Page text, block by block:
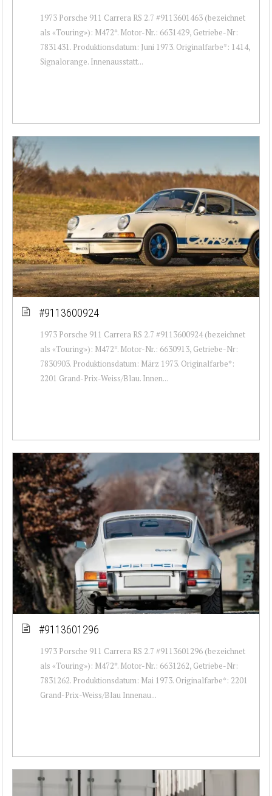
1973 Porsche 911 Carrera RS 2.7 #9113601463 (bezeichnet
als «Touring»): M472*. Motor-Nr.: 6631429, Getriebe-Nr:
7831431. Produktionsdatum: Juni 1973. Originalfarbe*: 1414,
Signalorange. Innenausstatt...
#9113600924
1973 Porsche 911 Carrera RS 2.7 #9113600924 (bezeichnet
als «Touring»): M472*. Motor-Nr.: 6630913, Getriebe-Nr:
7830903. Produktionsdatum: März 1973. Originalfarbe*:
2201 Grand-Prix-Weiss/Blau. Innen...
#9113601296
1973 Porsche 911 Carrera RS 2.7 #9113601296 (bezeichnet
als «Touring»): M472*. Motor-Nr.: 6631262, Getriebe-Nr:
7831262. Produktionsdatum: Mai 1973. Originalfarbe*: 2201
Grand-Prix-Weiss/Blau Innenau...